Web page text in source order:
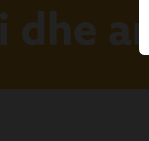
dhe